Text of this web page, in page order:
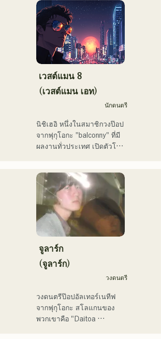
ต่อเนื่อง เพลง "Life Size
feat. Tenki Okome" ร่วมกับ
VTuber "Tenki Okome" ขึ้น
อันดับ 1 บนชาร์ต iTunes
electro และยังติดอันดับเพลย์
ลิสต์อย่างเป็นทางการบน
Spotify อีกด้วย
เขายังเคยแต่งเพลงให้กับ
NEGI☆U ของวง "hololive"
ของเขาที่ออกโดย holox เมื่อ
ปลายปี 2022 ก็มียอดผู้ชม
ทะลุ 2 ล้านครั้ง ส่งผลให้เขา
เขาเป็นอาจารย์ประจำภาค
วิชาการผลิตดนตรี วิทยาลัย
ดนตรีและนาฏศิลป์ฟุกุโอกะ
หน้าต่อไป โดยใส่ความรู้สึก
เหล่านี้ลงในเนื้อเพลง และ
สร้างสรรค์เพลงที่มีการเรียบ
เรียงเฉพาะตัวของสมาชิก
แต่ละคน
เวสต์แมน 8
(เวสต์แมน เอท)
นักดนตรี
นิชิเฮอิ หนึ่งในสมาชิกวงป๊อป
จากฟุกุโอกะ "balconny" ที่มี
ผลงานทั่วประเทศ เปิดตัวโปร
สร้างสรรค์และเผยแพร่เพลง
โดยใช้ AI สร้างเพลง
เขาออกมินิอัลบั้มติดต่อกัน
สามอัลบั้มในเดือนกุมภาพันธ์
2025 และ "Gift" จากมินิ
อัลบั้มแรก "the City Pop
vol.1" ได้รับเลือกให้เปิดฟัง
บ่อยๆ ทางช่อง KBC MUSIC
SPLASH ประจำเดือน
ที่ 1 มกราคม 2025 มีผู้
จูลาร์ก
(จูลาร์ก)
วงดนตรี
วงดนตรีป๊อปอัลเทอร์เนทีฟ
จากฟุกุโอกะ สโลแกนของ
พวกเขาคือ "Daitoa